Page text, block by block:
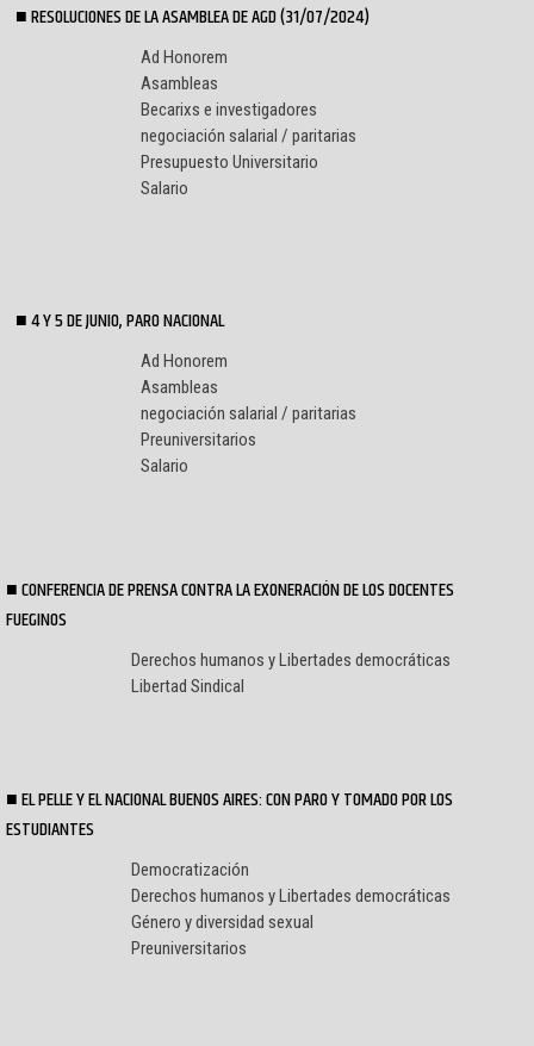
RESOLUCIONES DE LA ASAMBLEA DE AGD (31/07/2024)
Ad Honorem
Asambleas
Becarixs e investigadores
negociación salarial / paritarias
Presupuesto Universitario
Salario
4 Y 5 DE JUNIO, PARO NACIONAL
Ad Honorem
Asambleas
negociación salarial / paritarias
Preuniversitarios
Salario
CONFERENCIA DE PRENSA CONTRA LA EXONERACIÓN DE LOS DOCENTES
FUEGINOS
Derechos humanos y Libertades democráticas
Libertad Sindical
EL PELLE Y EL NACIONAL BUENOS AIRES: CON PARO Y TOMADO POR LOS
ESTUDIANTES
Democratización
Derechos humanos y Libertades democráticas
Género y diversidad sexual
Preuniversitarios